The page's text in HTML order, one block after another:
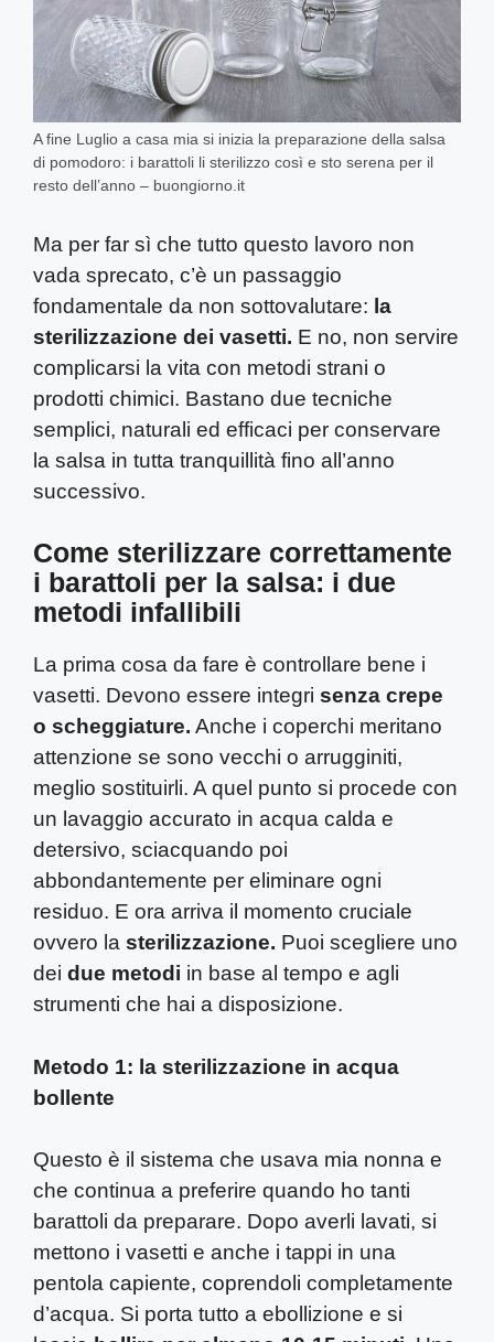
A fine Luglio a casa mia si inizia la preparazione della salsa
di pomodoro: i barattoli li sterilizzo così e sto serena per il
resto dell’anno – buongiorno.it
Ma per far sì che tutto questo lavoro non
vada sprecato, c’è un passaggio
fondamentale da non sottovalutare: la
sterilizzazione dei vasetti. E no, non servire
complicarsi la vita con metodi strani o
prodotti chimici. Bastano due tecniche
semplici, naturali ed efficaci per conservare
la salsa in tutta tranquillità fino all’anno
successivo.
Come sterilizzare correttamente
i barattoli per la salsa: i due
metodi infallibili
La prima cosa da fare è controllare bene i
vasetti. Devono essere integri senza crepe
o scheggiature. Anche i coperchi meritano
attenzione se sono vecchi o arrugginiti,
meglio sostituirli. A quel punto si procede con
un lavaggio accurato in acqua calda e
detersivo, sciacquando poi
abbondantemente per eliminare ogni
residuo. E ora arriva il momento cruciale
ovvero la sterilizzazione. Puoi scegliere uno
dei due metodi in base al tempo e agli
strumenti che hai a disposizione.
Metodo 1: la sterilizzazione in acqua
bollente
Questo è il sistema che usava mia nonna e
che continua a preferire quando ho tanti
barattoli da preparare. Dopo averli lavati, si
mettono i vasetti e anche i tappi in una
pentola capiente, coprendoli completamente
d’acqua. Si porta tutto a ebollizione e si